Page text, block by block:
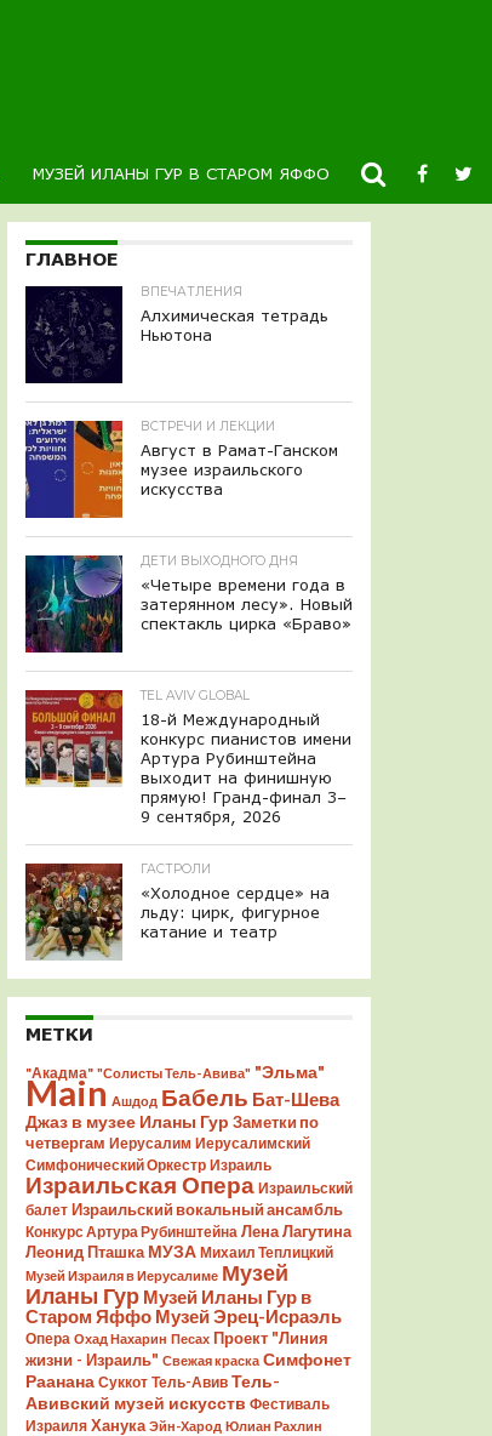
МУЗЕЙ ИЛАНЫ ГУР В СТАРОМ ЯФФО НОВОСТИ
ГЛАВНОЕ
ВПЕЧАТЛЕНИЯ
Алхимическая тетрадь
Ньютона
ВСТРЕЧИ И ЛЕКЦИИ
Август в Рамат-Ганском
музее израильского
искусства
ДЕТИ ВЫХОДНОГО ДНЯ
«Четыре времени года в
затерянном лесу». Новый
спектакль цирка «Браво»
TEL AVIV GLOBAL
18-й Международный
конкурс пианистов имени
Артура Рубинштейна
выходит на финишную
прямую! Гранд-финал 3–
9 сентября, 2026
ГАСТРОЛИ
«Холодное сердце» на
льду: цирк, фигурное
катание и театр
МЕТКИ
"Акадма" "Солисты Тель-Авива" "Эльма"
Main Ашдод Бабель Бат-Шева
Джаз в музее Иланы Гур Заметки по
четвергам Иерусалим Иерусалимский
Симфонический Оркестр Израиль
Израильская Опера Израильский
балет Израильский вокальный ансамбль
Конкурс Артура Рубинштейна Лена Лагутина
Леонид Пташка МУЗА Михаил Теплицкий
Музей Израиля в Иерусалиме Музей
Иланы Гур Музей Иланы Гур в
Старом Яффо Музей Эрец-Исраэль
Опера Охад Нахарин Песах Проект "Линия
жизни - Израиль" Свежая краска Симфонет
Раанана Суккот Тель-Авив Тель-
Авивский музей искусств Фестиваль
Израиля Ханука Эйн-Харод Юлиан Рахлин